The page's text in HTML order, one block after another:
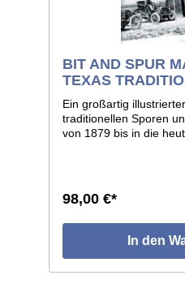
BIT AND SPUR
TEXAS
Ein großartig
traditionellen Sporen
von 1879 bis in die
großartige Auswahl
Ein hochklasiker
limitierten Auflage von
erschienen ist. Über
98,00 €*
In den